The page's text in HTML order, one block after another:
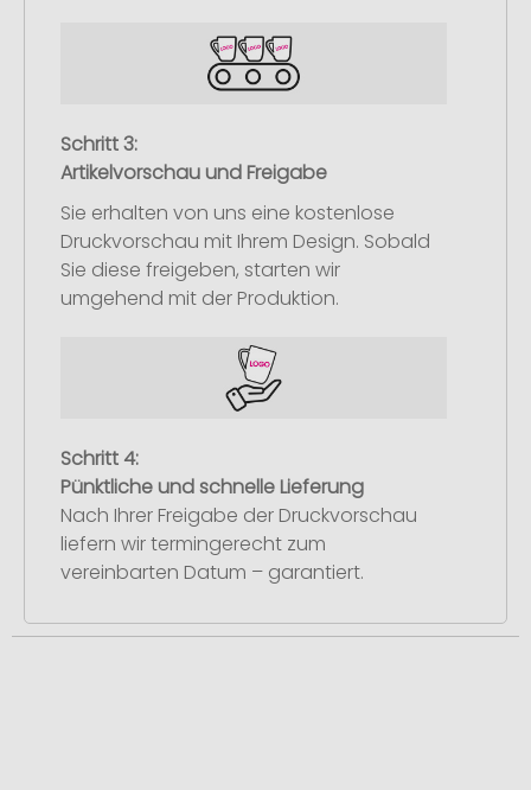
Schritt 3:
Artikelvorschau und Freigabe
Sie erhalten von uns eine kostenlose
Druckvorschau mit Ihrem Design. Sobald
Sie diese freigeben, starten wir
umgehend mit der Produktion.
Schritt 4:
Pünktliche und schnelle Lieferung
Nach Ihrer Freigabe der Druckvorschau
liefern wir termingerecht zum
vereinbarten Datum – garantiert.